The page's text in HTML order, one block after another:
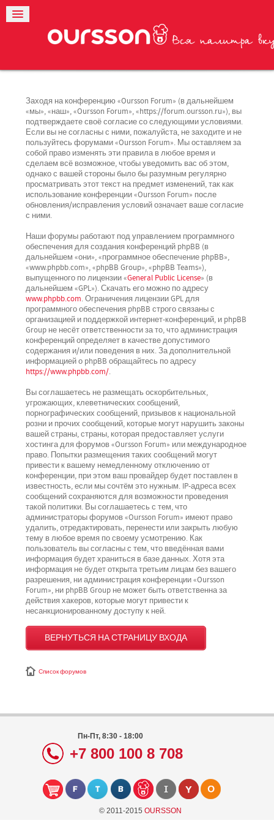
Заходя на конференцию «Oursson Forum» (в дальнейшем
«мы», «наш», «Oursson Forum», «https://forum.oursson.ru»), вы
подтверждаете своё согласие со следующими условиями.
Если вы не согласны с ними, пожалуйста, не заходите и не
пользуйтесь форумами «Oursson Forum». Мы оставляем за
собой право изменять эти правила в любое время и
сделаем всё возможное, чтобы уведомить вас об этом,
однако с вашей стороны было бы разумным регулярно
просматривать этот текст на предмет изменений, так как
использование конференции «Oursson Forum» после
обновления/исправления условий означает ваше согласие
с ними.
Наши форумы работают под управлением программного
обеспечения для создания конференций phpBB (в
дальнейшем «они», «программное обеспечение phpBB»,
«www.phpbb.com», «phpBB Group», «phpBB Teams»),
выпущенного по лицензии «General Public License» (в
дальнейшем «GPL»). Скачать его можно по адресу
www.phpbb.com. Ограничения лицензии GPL для
программного обеспечения phpBB строго связаны с
организацией и поддержкой интернет-конференций, и phpBB
Group не несёт ответственности за то, что администрация
конференций определяет в качестве допустимого
содержания и/или поведения в них. За дополнительной
информацией о phpBB обращайтесь по адресу
https://www.phpbb.com/.
Вы соглашаетесь не размещать оскорбительных,
угрожающих, клеветнических сообщений,
порнографических сообщений, призывов к национальной
розни и прочих сообщений, которые могут нарушить законы
вашей страны, страны, которая предоставляет услуги
хостинга для форумов «Oursson Forum» или международное
право. Попытки размещения таких сообщений могут
привести к вашему немедленному отключению от
конференции, при этом ваш провайдер будет поставлен в
известность, если мы сочтём это нужным. IP-адреса всех
сообщений сохраняются для возможности проведения
такой политики. Вы соглашаетесь с тем, что
администраторы форумов «Oursson Forum» имеют право
удалить, отредактировать, перенести или закрыть любую
тему в любое время по своему усмотрению. Как
пользователь вы согласны с тем, что введённая вами
информация будет храниться в базе данных. Хотя эта
информация не будет открыта третьим лицам без вашего
разрешения, ни администрация конференции «Oursson
Forum», ни phpBB Group не может быть ответственна за
действия хакеров, которые могут привести к
несанкционированному доступу к ней.
ВЕРНУТЬСЯ НА СТРАНИЦУ ВХОДА
Список форумов
Пн-Пт, 8:30 - 18:00
+7 800 100 8 708
© 2011-2015 OURSSON